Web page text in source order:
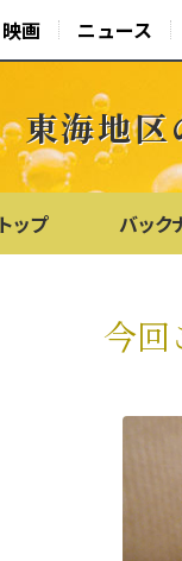
画 ニュース
東海地
トップ バック
今回